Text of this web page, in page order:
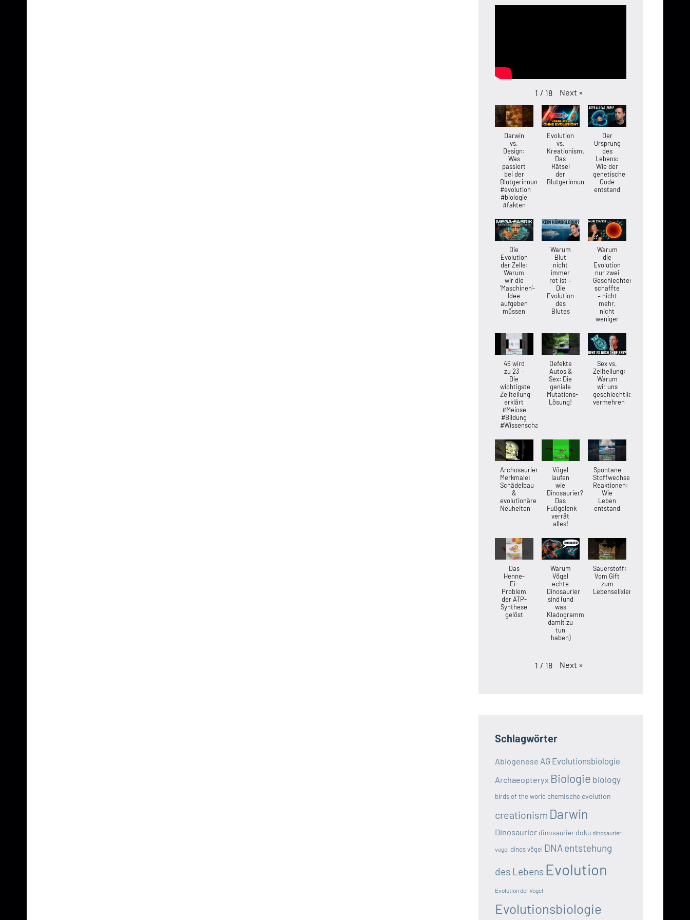
1 / 18 Next »
Darwin
vs.
Design:
Was
passiert
bei der
Blutgerinnung?
#evolution
#biologie
#fakten
Evolution
vs.
Kreationismus:
Das
Rätsel
der
Blutgerinnung
Der
Ursprung
des
Lebens:
Wie der
genetische
Code
entstand
Die
Evolution
der Zelle:
Warum
wir die
'Maschinen'-
Idee
aufgeben
müssen
Warum
Blut
nicht
immer
rot ist –
Die
Evolution
des
Blutes
Warum
die
Evolution
nur zwei
Geschlechter
schaffte
– nicht
mehr,
nicht
weniger
46 wird
zu 23 –
Die
wichtigste
Zellteilung
erklärt
#Meiose
#Bildung
#Wissenschaft
Defekte
Autos &
Sex: Die
geniale
Mutations-
Lösung!
Sex vs.
Zellteilung:
Warum
wir uns
geschlechtlich
vermehren
Archosaurier-
Merkmale:
Schädelbau
&
evolutionäre
Neuheiten
Vögel
laufen
wie
Dinosaurier?
Das
Fußgelenk
verrät
alles!
Spontane
Stoffwechsel-
Reaktionen:
Wie
Leben
entstand
Das
Henne-
Ei-
Problem
der ATP-
Synthese
gelöst
Warum
Vögel
echte
Dinosaurier
sind (und
was
Kladogramme
damit zu
tun
haben)
Sauerstoff:
Vom Gift
zum
Lebenselixier
1 / 18 Next »
Schlagwörter
Abiogenese AG Evolutionsbiologie
Archaeopteryx Biologie biology
birds of the world chemische evolution
creationism Darwin
Dinosaurier dinosaurier doku dinosaurier
vogel dinos vögel DNAentstehung
des Lebens Evolution
Evolution der Vögel
Evolutionsbiologie